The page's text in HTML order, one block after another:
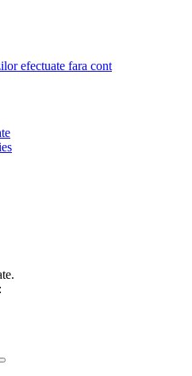
efectuate fara cont